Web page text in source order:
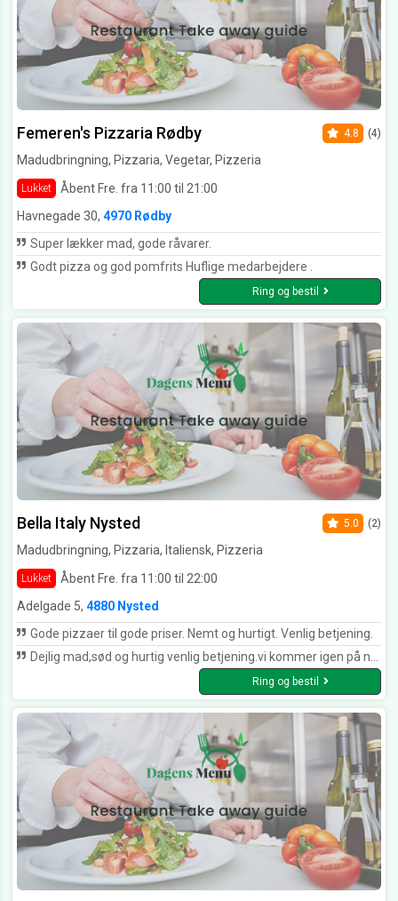
Femeren's Pizzaria Rødby
Madudbringning, Pizzaria, Vegetar, Pizzeria
Lukket Åbent Fre. fra 11:00 til 21:00
4.8 (4)
Havnegade 30, 4970 Rødby
Super lækker mad, gode råvarer.
Godt pizza og god pomfrits Huflige medarbejdere .
Ring og bestil
Bella Italy Nysted
Madudbringning, Pizzaria, Italiensk, Pizzeria
Lukket Åbent Fre. fra 11:00 til 22:00
5.0 (2)
Adelgade 5, 4880 Nysted
Gode pizzaer til gode priser. Nemt og hurtigt. Venlig betjening.
Dejlig mad,sød og hurtig venlig betjening.vi kommer igen på næste ferie.
Ring og bestil